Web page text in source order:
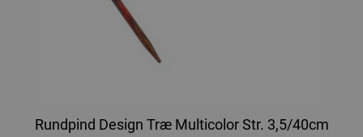
Rundpind Design Træ Multicolor Str. 3,5/40cm